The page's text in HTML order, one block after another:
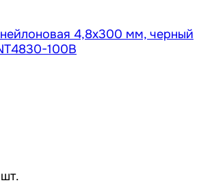
4,8х300 мм, черный
100B